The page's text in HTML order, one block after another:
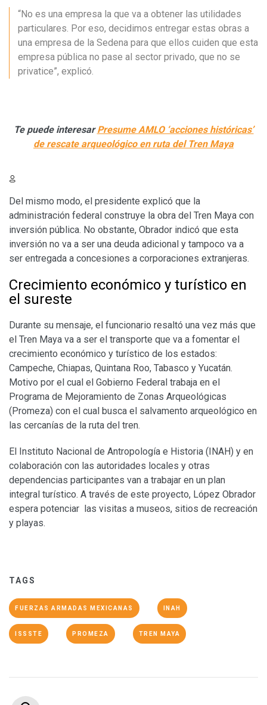
“No es una empresa la que va a obtener las utilidades
particulares. Por eso, decidimos entregar estas obras a
una empresa de la Sedena para que ellos cuiden que esta
empresa pública no pase al sector privado, que no se
privatice”, explicó.
Te puede interesarPresume AMLO ‘acciones históricas’
de rescate arqueológico en ruta del Tren Maya
Del mismo modo, el presidente explicó que la
administración federal construye la obra del Tren Maya con
inversión pública. No obstante, Obrador indicó que esta
inversión no va a ser una deuda adicional y tampoco va a
ser entregada a concesiones a corporaciones extranjeras.
Crecimiento económico y turístico en
el sureste
Durante su mensaje, el funcionario resaltó una vez más que
el Tren Maya va a ser el transporte que va a fomentar el
crecimiento económico y turístico de los estados:
Campeche, Chiapas, Quintana Roo, Tabasco y Yucatán.
Motivo por el cual el Gobierno Federal trabaja en el
Programa de Mejoramiento de Zonas Arqueológicas
(Promeza) con el cual busca el salvamento arqueológico en
las cercanías de la ruta del tren.
El Instituto Nacional de Antropología e Historia (INAH) y en
colaboración con las autoridades locales y otras
dependencias participantes van a trabajar en un plan
integral turístico. A través de este proyecto, López Obrador
espera potenciar las visitas a museos, sitios de recreación
y playas.
TAGS
FUERZAS ARMADAS MEXICANAS INAH
ISSSTE PROMEZA TREN MAYA